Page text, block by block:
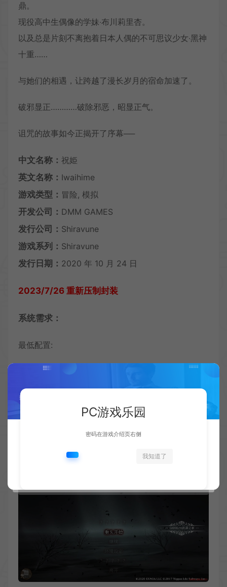
鼎。
现役高中生偶像的学妹‧布川莉里杏。
以及总是片刻不离抱着日本人偶的不可思议少女‧黑神
十重……
与她们的相遇，让跨越了漫长岁月的宿命加速了。
破邪显正…………破除邪恶，昭显正气。
诅咒的故事如今正揭开了序幕──
中文名称： 祝姫
英文名称： Iwaihime
游戏类型： 冒险, 模拟
开发公司： DMM GAMES
发行公司： Shiravune
游戏系列： Shiravune
发行日期： 2020 年 10 月 24 日
2023/7/26 重新压制封装
系统需求：
最低配置:
操作系统: Vista/7/8/8.1/10
DirectX 版本: 9.0c
附注事项: Resolution: 1920×1080 / Refresh rate:
PC游戏乐园
密码在游戏介绍页右侧
我知道了